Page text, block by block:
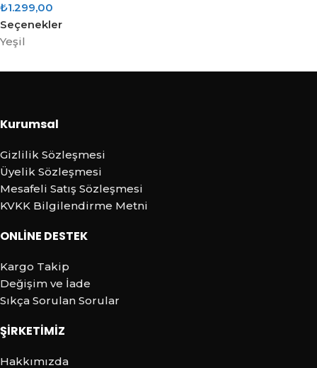
₺1.299,00
Seçenekler
Yeşil
Kurumsal
Gizlilik Sözleşmesi
Üyelik Sözleşmesi
Mesafeli Satış Sözleşmesi
KVKK Bilgilendirme Metni
ONLİNE DESTEK
Kargo Takip
Değişim ve İade
Sıkça Sorulan Sorular
ŞİRKETİMİZ
Hakkımızda